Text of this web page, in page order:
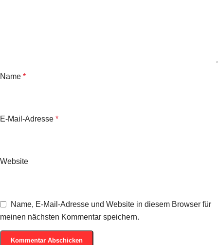
Name *
E-Mail-Adresse *
Website
Name, E-Mail-Adresse und Website in diesem Browser für
meinen nächsten Kommentar speichern.